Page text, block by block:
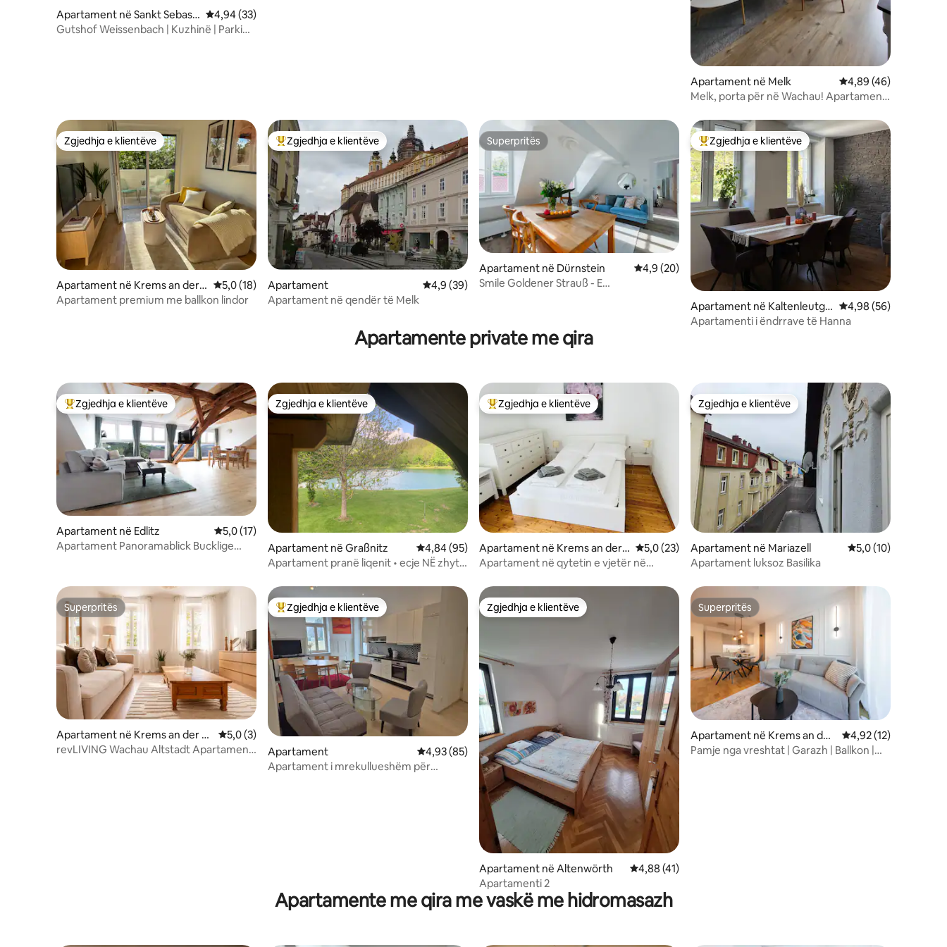
Apartament në Sankt Sebasti
an
Vlerësimi mesatar 4,94 nga 5, 33 vlerësime
4,94 (33)
Gutshof Weissenbach | Kuzhinë | Parkim
Apartament në Melk Vlerësimi mesatar
4,89 (46)
Melk, porta për në Wachau! Apartament
Zgjedhja e klientëve
Zgjedhja e klientëve
Apartament në Krems an der
Donau
Vlerësimi mesatar 5,0 nga 5, 18 vlerësime
5,0 (18)
Apartament premium me ballkon lindor
Më të mirat e zgjedhjeve të klientëve
Zgjedhja e klientëve
Apartament Vlerësimi mesatar 4,9 nga 5, 39 vlerësime
4,9 (39)
Apartament në qendër të Melk
Superpritës
Superpritës
Apartament në Dürnstein Vlerësimi mesatar 4,9 nga 5, 20 vlerësime
4,9 (20)
Smile Goldener Strauß - E
Më të mirat e zgjedhjeve të klientëve
Zgjedhja e klientëve
Apartament në Kaltenleutge
ben
Vlerësimi mesatar
4,98 (56)
Apartamenti i ëndrrave të Hanna
Apartamente private me qira
Më të mirat e zgjedhjeve të klientëve
Zgjedhja e klientëve
Apartament në Edlitz Vlerësimi mesatar 5,0 nga 5, 17 vlerësime
5,0 (17)
Apartament Panoramablick Bucklige
Zgjedhja e klientëve
Zgjedhja e klientëve
Apartament në Graßnitz Vlerësimi mesatar 4,84 nga 5, 95 vlerësime
4,84 (95)
Apartament pranë liqenit • ecje NË zhytje
Më të mirat e zgjedhjeve të klientëve
Zgjedhja e klientëve
Apartament në Krems an der
Donau
Vlerësimi mesatar 5,0 nga 5, 23 vlerësime
5,0 (23)
Apartament në qytetin e vjetër në
Zgjedhja e klientëve
Zgjedhja e klientëve
Apartament në Mariazell Vlerësimi mesatar
5,0 (10)
Apartament luksoz Basilika
Superpritës
Superpritës
Apartament në Krems an der D
onau
Vlerësimi mesatar 5,0 nga 5, 3 vlerësime
5,0 (3)
revLIVING Wachau Altstadt Apartament
Më të mirat e zgjedhjeve të klientëve
Zgjedhja e klientëve
Apartament Vlerësimi mesatar 4,93 nga 5, 85 vlerësime
4,93 (85)
Apartament i mrekullueshëm për
Zgjedhja e klientëve
Zgjedhja e klientëve
Apartament në Altenwörth Vlerësimi mesatar 4,88 nga 5, 41 vlerësime
4,88 (41)
Apartamenti 2
Superpritës
Superpritës
Apartament në Krems an der
Donau
Vlerësimi mesatar
4,92 (12)
Pamje nga vreshtat | Garazh | Ballkon |
Apartamente me qira me vaskë me hidromasazh